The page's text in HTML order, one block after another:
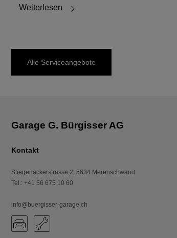
Weiterlesen
Alle Serviceangebote
Kontakt
Stiegenackerstrasse 2, 5634 Merenschwand
Tel.: +41 56 675 10 60
info@buergisser-garage.ch